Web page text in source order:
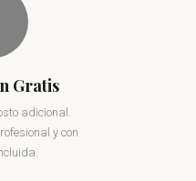
Gratis
adicional.
y con